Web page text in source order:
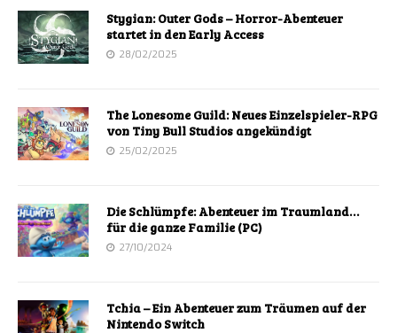
Stygian: Outer Gods – Horror-Abenteuer
startet in den Early Access
28/02/2025
The Lonesome Guild: Neues Einzelspieler-RPG
von Tiny Bull Studios angekündigt
25/02/2025
Die Schlümpfe: Abenteuer im Traumland…
für die ganze Familie (PC)
27/10/2024
Tchia – Ein Abenteuer zum Träumen auf der
Nintendo Switch